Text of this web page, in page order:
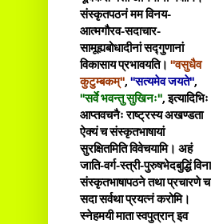
संस्कृतपठनं मम विनय-
आत्मगौरव-सदाचार-
सामूह्यबोधादीनां सद्गुणानां
विकासाय प्रभावयति। "वसुधैव
कुटुम्बकम्", "सत्यमेव जयते",
"सर्वे भवन्तु सुखिनः", इत्यादिभिः
आप्तवचनैः राष्ट्रस्य अखण्डता
ऐक्यं च संस्कृतभाषायां
सुरक्षितमिति विवेचयामि। अहं
जाति-वर्ग-स्त्री-पुरुषभेदबुद्धिं विना
संस्कृतभाषापठने तथा प्रचारणे च
सदा सर्वथा प्रयत्नं करोमि।
स्नेहमयी माता स्वपुत्रान् इव